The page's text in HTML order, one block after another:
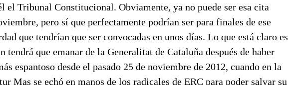
el Tribunal Constitucional. Obviamente, ya no puede ser esa cita
pero sí que perfectamente podrían ser para finales de ese
que tendrían que ser convocadas en unos días. Lo que está claro es
tendrá que emanar de la Generalitat de Cataluña después de haber
espantoso desde el pasado 25 de noviembre de 2012, cuando en la
Mas se echó en manos de los radicales de ERC para poder salvar su